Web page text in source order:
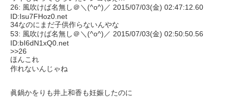
26: 風吹けば名無し＠＼(^o^)／ 2015/07/03(金) 02:47:12.60
ID:Isu7FHoz0.net
34なのにまだ子供作らないんやな
53: 風吹けば名無し＠＼(^o^)／ 2015/07/03(金) 02:50:50.56
ID:bI6dN1xQ0.net
>>26
ほんこれ
作れないんじゃね
眞鍋かをりも井上和香も妊娠したのに